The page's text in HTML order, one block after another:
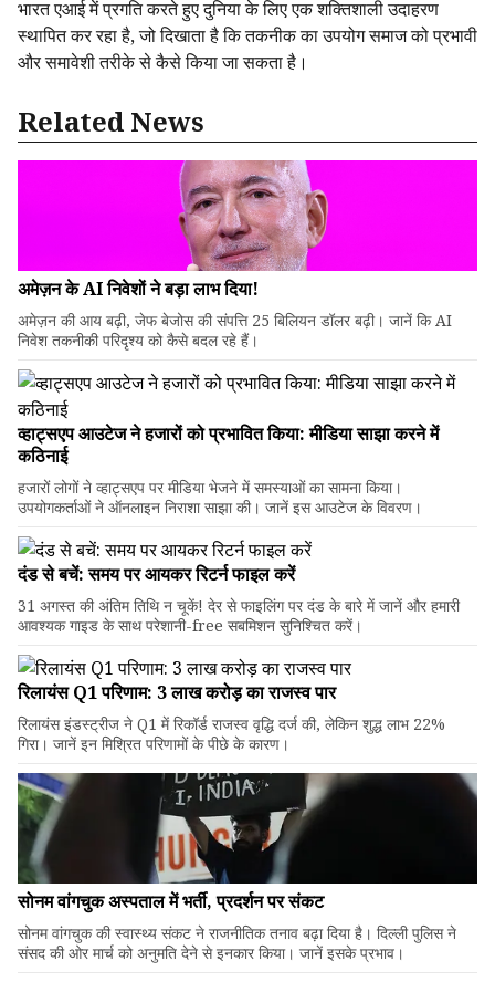
भारत एआई में प्रगति करते हुए दुनिया के लिए एक शक्तिशाली उदाहरण
स्थापित कर रहा है, जो दिखाता है कि तकनीक का उपयोग समाज को प्रभावी
और समावेशी तरीके से कैसे किया जा सकता है।
Related News
अमेज़न के AI निवेशों ने बड़ा लाभ दिया!
अमेज़न की आय बढ़ी, जेफ बेजोस की संपत्ति 25 बिलियन डॉलर बढ़ी। जानें कि AI
निवेश तकनीकी परिदृश्य को कैसे बदल रहे हैं।
व्हाट्सएप आउटेज ने हजारों को प्रभावित किया: मीडिया साझा करने में
कठिनाई
हजारों लोगों ने व्हाट्सएप पर मीडिया भेजने में समस्याओं का सामना किया।
उपयोगकर्ताओं ने ऑनलाइन निराशा साझा की। जानें इस आउटेज के विवरण।
दंड से बचें: समय पर आयकर रिटर्न फाइल करें
31 अगस्त की अंतिम तिथि न चूकें! देर से फाइलिंग पर दंड के बारे में जानें और हमारी
आवश्यक गाइड के साथ परेशानी-free सबमिशन सुनिश्चित करें।
रिलायंस Q1 परिणाम: ₹3 लाख करोड़ का राजस्व पार
रिलायंस इंडस्ट्रीज ने Q1 में रिकॉर्ड राजस्व वृद्धि दर्ज की, लेकिन शुद्ध लाभ 22%
गिरा। जानें इन मिश्रित परिणामों के पीछे के कारण।
सोनम वांगचुक अस्पताल में भर्ती, प्रदर्शन पर संकट
सोनम वांगचुक की स्वास्थ्य संकट ने राजनीतिक तनाव बढ़ा दिया है। दिल्ली पुलिस ने
संसद की ओर मार्च को अनुमति देने से इनकार किया। जानें इसके प्रभाव।